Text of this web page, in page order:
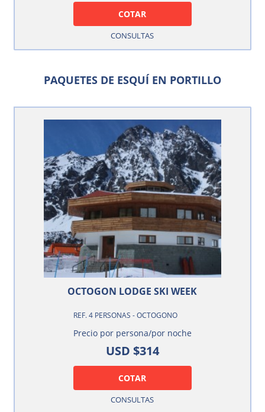
COTAR
CONSULTAS
PAQUETES DE ESQUÍ EN PORTILLO
OCTOGON LODGE SKI WEEK
REF. 4 PERSONAS - OCTOGONO
Precio por persona/por noche
USD $314
COTAR
CONSULTAS